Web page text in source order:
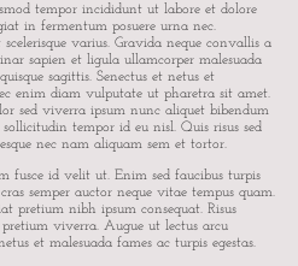
tempor incididunt ut labore et dolore
in fermentum posuere urna nec.
varius. Gravida neque convallis a
sapien et ligula ullamcorper malesuada
sagittis. Senectus et netus et
enim diam vulputate ut pharetra sit amet.
sed viverra ipsum nunc aliquet bibendum
tempor id eu nisl. Quis risus sed
nec nam aliquam sem et tortor.
fusce id velit ut. Enim sed faucibus turpis
semper auctor neque vitae tempus quam.
pretium nibh ipsum consequat. Risus
viverra. Augue ut lectus arcu
et malesuada fames ac turpis egestas.